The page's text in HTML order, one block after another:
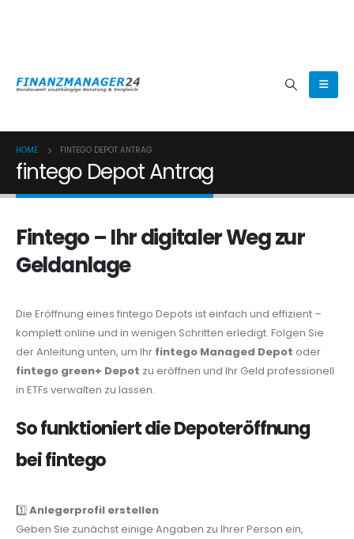
HOME FINTEGO DEPOT ANTRAG
fintego Depot Antrag
Fintego – Ihr digitaler Weg zur
Geldanlage
Die Eröffnung eines fintego Depots ist einfach und effizient –
komplett online und in wenigen Schritten erledigt. Folgen Sie
der Anleitung unten, um Ihr fintego Managed Depot oder
fintego green+ Depot zu eröffnen und Ihr Geld professionell
in ETFs verwalten zu lassen.
So funktioniert die Depoteröffnung
bei fintego
1️⃣Anlegerprofil erstellen
Geben Sie zunächst einige Angaben zu Ihrer Person ein,